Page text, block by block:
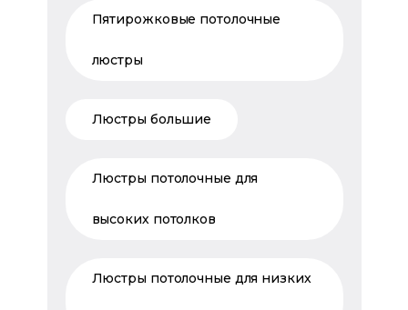
Пятирожковые потолочные
люстры
Люстры большие
Люстры потолочные для
высоких потолков
Люстры потолочные для низких